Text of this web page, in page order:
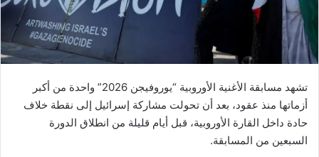
تشهد مسابقة الأغنية الأوروبية “يوروفيجن 2026” واحدة من أكبر
أزماتها منذ عقود، بعد أن تحولت مشاركة إسرائيل إلى نقطة خلاف
حادة داخل القارة الأوروبية، قبل أيام قليلة من انطلاق الدورة
السبعين من المسابقة.